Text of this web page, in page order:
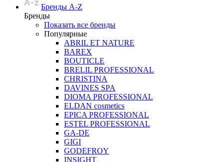
Бренды A-Z
Бренды
Показать все бренды
Популярные
ABRIL ET NATURE
BAREX
BOUTICLE
BRELIL PROFESSIONAL
CHRISTINA
DAVINES SPA
DIOMA PROFESSIONAL
ELDAN cosmetics
EPICA PROFESSIONAL
ESTEL PROFESSIONAL
GA-DE
GIGI
GODEFROY
INSIGHT